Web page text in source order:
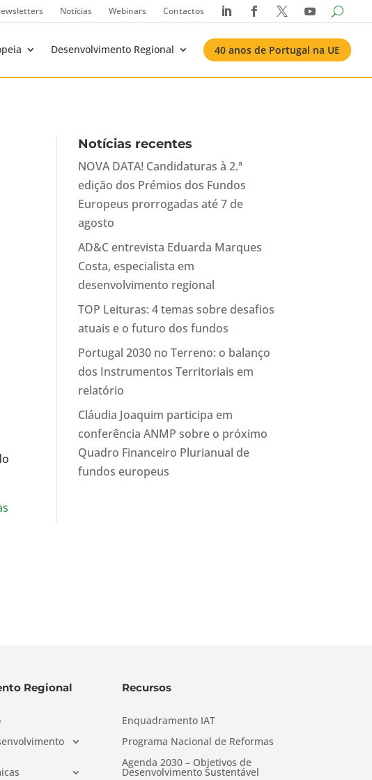
Notícias Webinars Contactos    
Desenvolvimento Regional 40 anos de Portugal na UE
Notícias recentes
NOVA DATA! Candidaturas à 2.ª
edição dos Prémios dos Fundos
Europeus prorrogadas até 7 de
agosto
AD&C entrevista Eduarda Marques
Costa, especialista em
desenvolvimento regional
TOP Leituras: 4 temas sobre desafios
atuais e o futuro dos fundos
Portugal 2030 no Terreno: o balanço
dos Instrumentos Territoriais em
relatório
Cláudia Joaquim participa em
conferência ANMP sobre o próximo
Quadro Financeiro Plurianual de
fundos europeus
Regional Recursos
Enquadramento IAT
Programa Nacional de Reformas
Agenda 2030 – Objetivos de
Desenvolvimento Sustentável